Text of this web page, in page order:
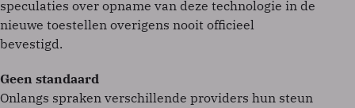
speculaties over opname van deze technologie in de
nieuwe toestellen overigens nooit officieel
bevestigd.
Geen standaard
Onlangs spraken verschillende providers hun steun